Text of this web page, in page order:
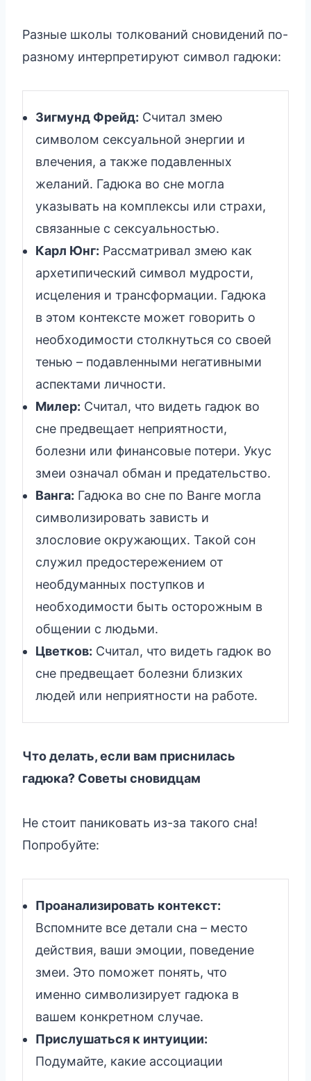
Разные школы толкований сновидений по-
разному интерпретируют символ гадюки:
Зигмунд Фрейд: Считал змею
символом сексуальной энергии и
влечения, а также подавленных
желаний. Гадюка во сне могла
указывать на комплексы или страхи,
связанные с сексуальностью.
Карл Юнг: Рассматривал змею как
архетипический символ мудрости,
исцеления и трансформации. Гадюка
в этом контексте может говорить о
необходимости столкнуться со своей
тенью – подавленными негативными
аспектами личности.
Милер: Считал, что видеть гадюк во
сне предвещает неприятности,
болезни или финансовые потери. Укус
змеи означал обман и предательство.
Ванга: Гадюка во сне по Ванге могла
символизировать зависть и
злословие окружающих. Такой сон
служил предостережением от
необдуманных поступков и
необходимости быть осторожным в
общении с людьми.
Цветков: Считал, что видеть гадюк во
сне предвещает болезни близких
людей или неприятности на работе.
Что делать, если вам приснилась
гадюка? Советы сновидцам
Не стоит паниковать из-за такого сна!
Попробуйте:
Проанализировать контекст:
Вспомните все детали сна – место
действия, ваши эмоции, поведение
змеи. Это поможет понять, что
именно символизирует гадюка в
вашем конкретном случае.
Прислушаться к интуиции:
Подумайте, какие ассоциации